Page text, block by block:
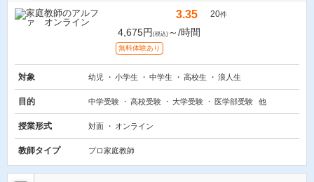
3.35 20件
4,675円 (税込) ～/時間
無料体験あり
対象 幼児 小学生 中学生 高校生 浪人生
目的 中学受験 高校受験 大学受験 医学部受験 他
授業形式 対面 オンライン
教師タイプ プロ家庭教師